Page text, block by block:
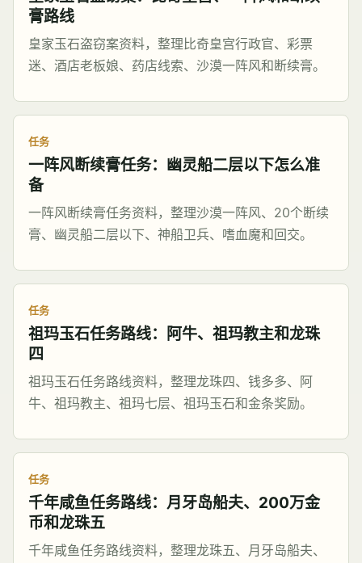
膏路线
皇家玉石盗窃案资料，整理比奇皇宫行政官、彩票
迷、酒店老板娘、药店线索、沙漠一阵风和断续膏。
任务
一阵风断续膏任务：幽灵船二层以下怎么准
备
一阵风断续膏任务资料，整理沙漠一阵风、20个断续
膏、幽灵船二层以下、神船卫兵、嗜血魔和回交。
任务
祖玛玉石任务路线：阿牛、祖玛教主和龙珠
四
祖玛玉石任务路线资料，整理龙珠四、钱多多、阿
牛、祖玛教主、祖玛七层、祖玛玉石和金条奖励。
任务
千年咸鱼任务路线：月牙岛船夫、200万金
币和龙珠五
千年咸鱼任务路线资料，整理龙珠五、月牙岛船夫、